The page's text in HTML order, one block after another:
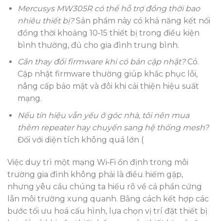
Mercusys MW305R có thể hỗ trợ đồng thời bao
nhiêu thiết bị?Sản phẩm này có khả năng kết nối
đồng thời khoảng 10‑15 thiết bị trong điều kiện
bình thường, đủ cho gia đình trung bình.
Cần thay đổi firmware khi có bản cập nhật?Có.
Cập nhật firmware thường giúp khắc phục lỗi,
nâng cấp bảo mật và đôi khi cải thiện hiệu suất
mạng.
Nếu tín hiệu vẫn yếu ở góc nhà, tôi nên mua
thêm repeater hay chuyển sang hệ thống mesh?
Đối với diện tích không quá lớn (
Việc duy trì một mạng Wi‑Fi ổn định trong môi
trường gia đình không phải là điều hiếm gặp,
nhưng yêu cầu chúng ta hiểu rõ về cả phần cứng
lẫn môi trường xung quanh. Bằng cách kết hợp các
bước tối ưu hoá cấu hình, lựa chọn vị trí đặt thiết bị